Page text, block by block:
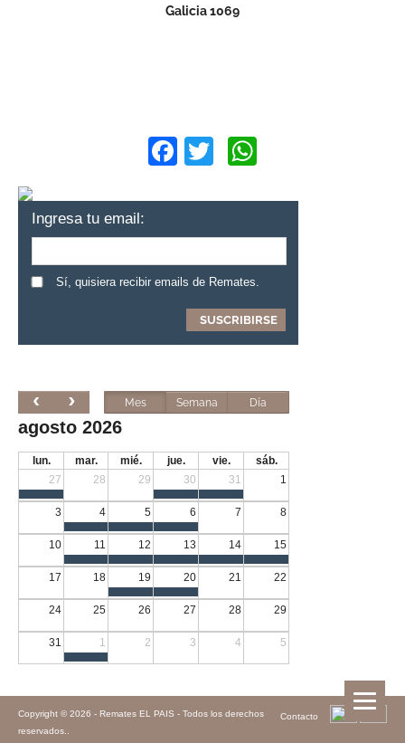
Galicia 1069
Facebook
Twitter
Ingresa tu email:
Sí, quisiera recibir emails de Remates.
Mes Semana Día
agosto 2026
lun. mar. mié. jue. vie.
sáb.
27
28 29 30 31 1
3 4 5 6 7 8
10 11 12 13 14 15
17 18 19 20 21 22
24 25 26 27 28 29
31 1 2 3 4 5
Contacto
Copyright © 2026 - Remates EL PAIS - Todos los derechos
reservados.